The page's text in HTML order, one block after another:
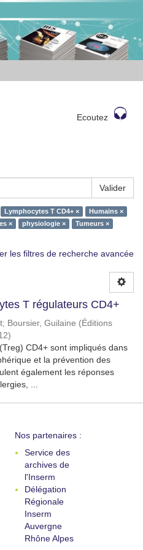
Ecoutez
Valider
Lymphocytes T CD4+ ×
Humains ×
× physiologie ×
Tumeurs ×
les filtres de recherche avancée
T régulateurs CD4+
; Boursier, Guilaine (Éditions
)
CD4+ sont impliqués dans
et la prévention des
également les réponses
...
Nos partenaires :
Service des
archives de
l'Inserm
Délégation
Régionale
Inserm
Auvergne
Rhône Alpes